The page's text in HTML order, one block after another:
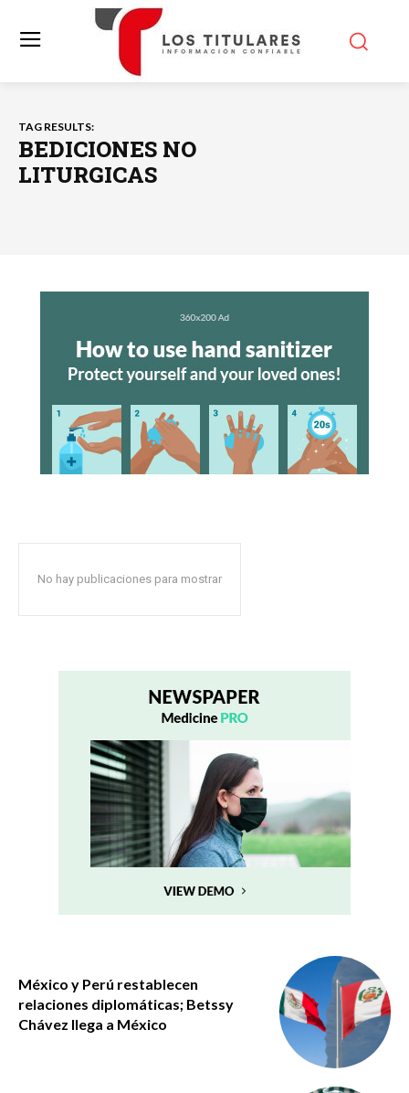
TAG RESULTS:
BEDICIONES NO
LITURGICAS
No hay publicaciones para mostrar
México y Perú restablecen
relaciones diplomáticas; Betssy
Chávez llega a México